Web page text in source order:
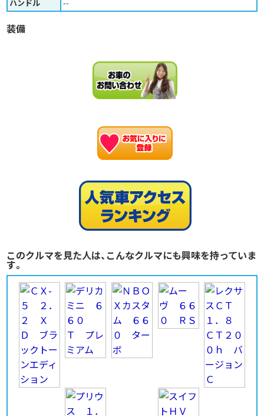
ハンドル
--
装備
このクルマを見た人は、こんなクルマにも興味を持っていま
す。